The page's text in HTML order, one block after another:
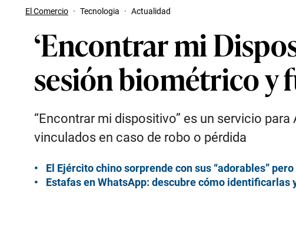
El Comercio · Tecnologia · Actualidad
‘Encontrar mi
sesión biométrico y
“Encontrar mi dispositivo” es un servicio
vinculados en caso de robo o pérdida
El Ejército chino sorprende con sus “adorables”
Estafas en WhatsApp: descubre cómo